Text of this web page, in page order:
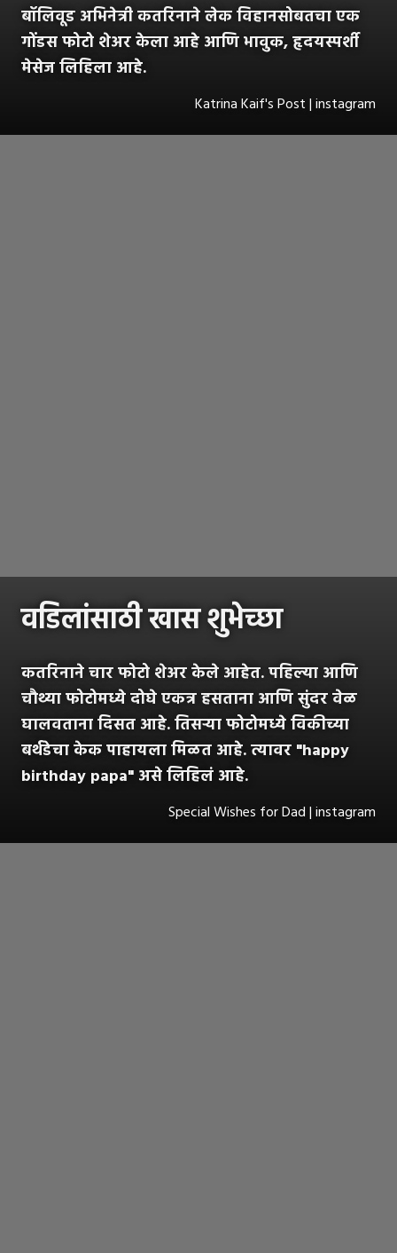
बॉलिवूड अभिनेत्री कतरिनाने लेक विहानसोबतचा एक
गोंडस फोटो शेअर केला आहे आणि भावुक, हृदयस्पर्शी
मेसेज लिहिला आहे.
Katrina Kaif's Post | instagram
वडिलांसाठी खास शुभेच्छा
कतरिनाने चार फोटो शेअर केले आहेत. पहिल्या आणि
चौथ्या फोटोमध्ये दोघे एकत्र हसताना आणि सुंदर वेळ
घालवताना दिसत आहे. तिसऱ्या फोटोमध्ये विकीच्या
बर्थडेचा केक पाहायला मिळत आहे. त्यावर "happy
birthday papa" असे लिहिलं आहे.
Special Wishes for Dad | instagram